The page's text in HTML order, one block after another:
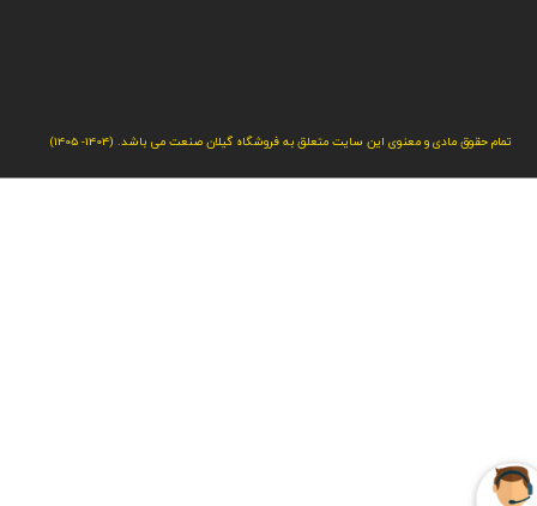
تمام حقوق مادی و معنوی این سایت متعلق به فروشگاه گیلان صنعت می باشد. (1404- 1405)